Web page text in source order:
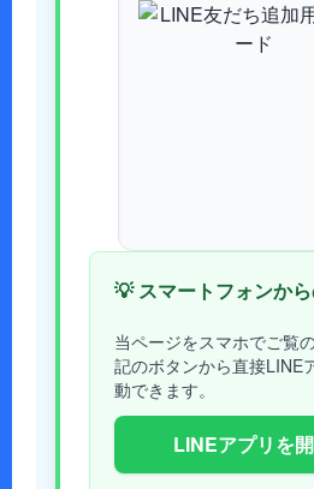
💡 スマートフォンか
当ページをスマホでご覧
記のボタンから直接LINE
動できます。
LINEアプリを開